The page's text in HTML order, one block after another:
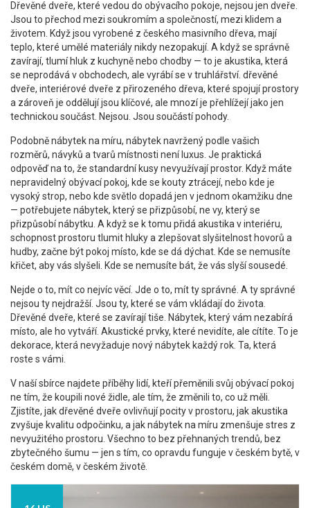
Dřevěné dveře, které vedou do obývacího pokoje, nejsou jen dveře.
Jsou to přechod mezi soukromím a společností, mezi klidem a
životem. Když jsou vyrobené z českého masivního dřeva, mají
teplo, které umělé materiály nikdy nezopakují. A když se správně
zavírají, tlumí hluk z kuchyně nebo chodby — to je akustika, která
se neprodává v obchodech, ale vyrábí se v truhlářství. dřevěné
dveře, interiérové dveře z přirozeného dřeva, které spojují prostory
a zároveň je oddělujíjsou klíčové, ale mnozí je přehlížejí jako jen
technickou součást. Nejsou. Jsou součástí pohody.
Podobněnábytek na míru, nábytek navržený podle vašich
rozměrů, návyků a tvarů místnosti není luxus. Je praktická
odpověď na to, že standardní kusy nevyužívají prostor. Když máte
nepravidelný obývací pokoj, kde se kouty ztrácejí, nebo kde je
vysoký strop, nebo kde světlo dopadá jen v jednom okamžiku dne
— potřebujete nábytek, který se přizpůsobí, ne vy, který se
přizpůsobí nábytku. A když se k tomu přidá akustika v interiéru,
schopnost prostoru tlumit hluky a zlepšovat slyšitelnost hovorů a
hudby, začne být pokoj místo, kde se dá dýchat. Kde se nemusíte
křičet, aby vás slyšeli. Kde se nemusíte bát, že vás slyší sousedé.
Nejde o to, mít co nejvíc věcí. Jde o to, mít ty správné. A ty správné
nejsou ty nejdražší. Jsou ty, které se vám vkládají do života.
Dřevěné dveře, které se zavírají tiše. Nábytek, který vám nezabírá
místo, ale ho vytváří. Akustické prvky, které nevidíte, ale cítíte. To je
dekorace, která nevyžaduje nový nábytek každý rok. Ta, která
roste s vámi.
V naší sbírce najdete příběhy lidí, kteří přeměnili svůj obývací pokoj
ne tím, že koupili nové židle, ale tím, že změnili to, co už měli.
Zjistíte, jak dřevěné dveře ovlivňují pocity v prostoru, jak akustika
zvyšuje kvalitu odpočinku, a jak nábytek na míru zmenšuje stres z
nevyužitého prostoru. Všechno to bez přehnaných trendů, bez
zbytečného šumu — jen s tím, co opravdu funguje v českém bytě, v
českém domě, v českém životě.